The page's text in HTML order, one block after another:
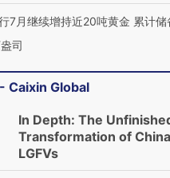
7月继续增持近20吨黄金 累计储
司
Caixin Global
In Depth: The
Transformation of
LGFVs